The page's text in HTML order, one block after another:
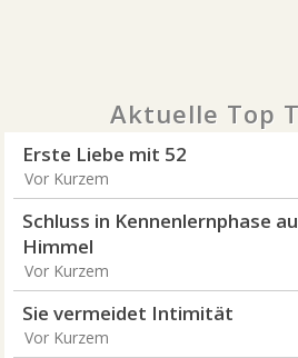
Aktuelle Top
Erste Liebe mit 52
Vor Kurzem
Schluss in Kennenlernphase
Himmel
Vor Kurzem
Sie vermeidet Intimität
Vor Kurzem